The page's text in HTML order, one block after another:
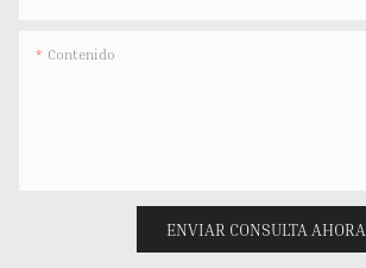
Contenido
ENVIAR CONSULTA AHORA